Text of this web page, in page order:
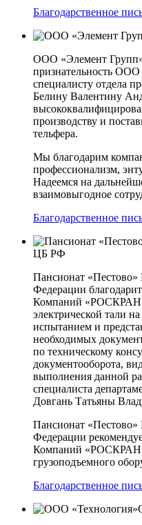
Благодарственное
ООО «Элемент
признательность
специалисту отдела
Белину Валентину
производству и
тельфера.
Мы благодарим
профессионализм,
Надеемся на
взаимовыгодное
Благодарственное
ЦБ РФ
Пансионат «Пестово»
Федерации
Компаний
электрической тали
испытанием и
необходимых
по техническому
документооборота,
выполнения данной
специалиста
Довгань Татьяны
Пансионат «Пестово»
Федерации
Компаний
грузоподъемного
Благодарственное